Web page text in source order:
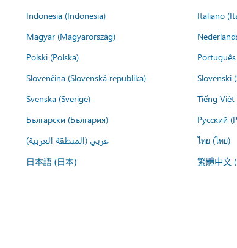
Indonesia (Indonesia) Italiano
Magyar (Magyarország)
Polski (Polska)
Slovenčina (Slovenská republika) Slovenski
Svenska (Sverige) Tiếng
Български (България) Русский
عربي (المنطقة العربية) ไทย (ไทย)
日本語 (日本) 繁體中文